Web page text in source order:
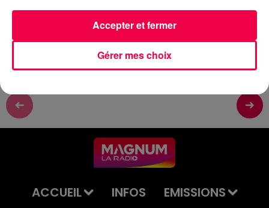
DJ MAGOUILLE DU 28/05/26 AVEC AURELIA DE NANCY
ACCUEIL INFOS
EMISSIONS
Gérer mes choix
Accepter et fermer